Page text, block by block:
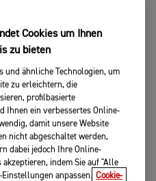
Cookies um Ihnen
zu bieten
und ähnliche Technologien, um
zu erleichtern, die
profilbasierte
Ihnen ein verbessertes Online-
damit unsere Website
nicht abgeschaltet werden,
dabei jedoch Ihre Online-
akzeptieren, indem Sie auf "Alle
anpassen. Cookie-